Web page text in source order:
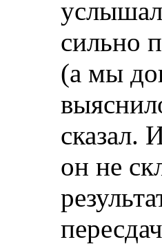
сильно
(а мы
сказал.
он не